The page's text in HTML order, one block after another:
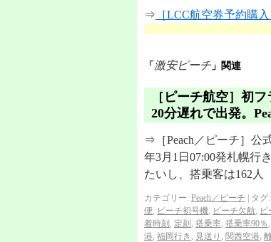
⇒ ［LCC航空券予約購
「 激安ピーチ 」関連
［ピーチ航空］初
20分遅れで出発。
⇒［Peach／ピーチ］公
年3月1日07:00発札幌行
たいし、搭乗客は162人
カテゴリー: Peach／ピーチ タグ:
便, ピーチ初号機, ピーチ欠航, ピ
着時刻 , 定刻 , 搭乗率, 搭乗率90％ ,
港, 福岡行き , 見送り , 関西空港,